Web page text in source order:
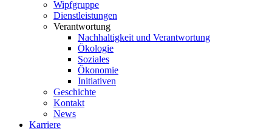
Wipfgruppe
Dienstleistungen
Verantwortung
Nachhaltigkeit und Verantwortung
Ökologie
Soziales
Ökonomie
Initiativen
Geschichte
Kontakt
News
Karriere